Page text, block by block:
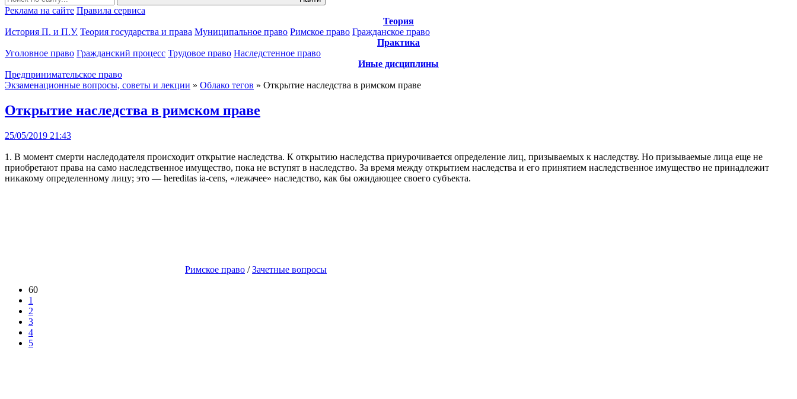
Реклама на сайте Правила сервиса
Теория
История П. и П.У. Теория государства и права Муниципальное право Римское право Гражданское право
Практика
Уголовное право Гражданский процесс Трудовое право Наследстенное право
Иные дисциплины
Предпринимательское право
Экзаменационные вопросы, советы и лекции » Облако тегов » Открытие наследства в римском праве
Открытие наследства в римском праве
25/05/2019 21:43
1. В момент смерти наследодателя происходит открытие наследства. К открытию наследства приурочивается определение лиц, призываемых к наследству. Но призываемые лица еще не
приобретают права на само наследственное имущество, пока не вступят в наследство. За время между открытием наследства и его принятием наследственное имущество не принадлежит
никакому определенному лицу; это — hereditas ia-cens, «лежачее» наследство, как бы ожидающее своего субъекта.
Римское право /Зачетные вопросы
60
1
2
3
4
5